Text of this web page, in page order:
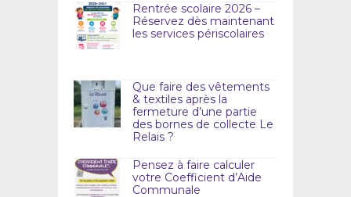
Rentrée scolaire 2026 –
Réservez dès maintenant
les services périscolaires
Que faire des vêtements
& textiles après la
fermeture d’une partie
des bornes de collecte Le
Relais ?
Pensez à faire calculer
votre Coefficient d’Aide
Communale